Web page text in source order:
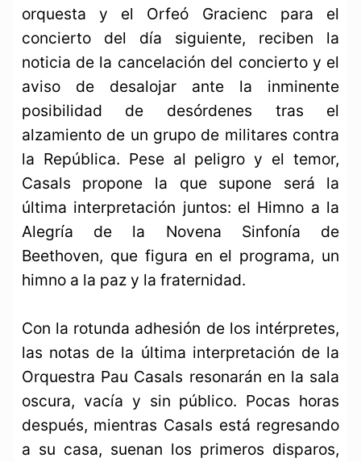
orquesta y el Orfeó Gracienc para el
concierto del día siguiente, reciben la
noticia de la cancelación del concierto y el
aviso de desalojar ante la inminente
posibilidad de desórdenes tras el
alzamiento de un grupo de militares contra
la República. Pese al peligro y el temor,
Casals propone la que supone será la
última interpretación juntos: el Himno a la
Alegría de la Novena Sinfonía de
Beethoven, que figura en el programa, un
himno a la paz y la fraternidad.
Con la rotunda adhesión de los intérpretes,
las notas de la última interpretación de la
Orquestra Pau Casals resonarán en la sala
oscura, vacía y sin público. Pocas horas
después, mientras Casals está regresando
a su casa, suenan los primeros disparos,